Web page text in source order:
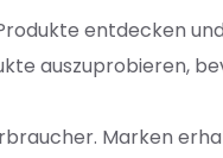
entdecken
auszuprobieren,
Marken